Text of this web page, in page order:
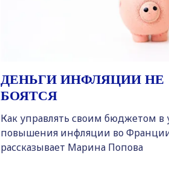
ДЕНЬГИ ИНФЛЯЦИИ НЕ
БОЯТСЯ
Как управлять своим бюджетом в
повышения инфляции во
рассказывает Марина Попова